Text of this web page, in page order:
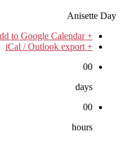
Anisette Day
+ Add to Google Calendar
+ iCal / Outlook export
00
days
00
hours